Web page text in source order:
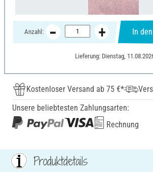
Anzahl: In
Lieferung: Dienstag,
Kostenloser Versand ab 75 €*
Unsere beliebtesten Zahlungsarten:
Rechnung
Produktdetails